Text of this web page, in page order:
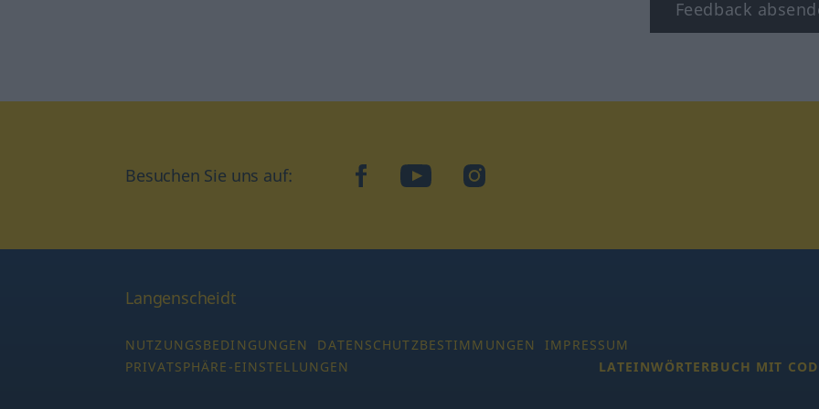
Feedback
Besuchen Sie uns auf: facebookYouTubeInstagram
Langenscheidt
NUTZUNGSBEDINGUNGEN DATENSCHUTZBESTIMMUNGEN
IMPRESSUM
PRIVATSPHÄRE-EINSTELLUNGEN
LATEINWÖRTERBUCH MIT